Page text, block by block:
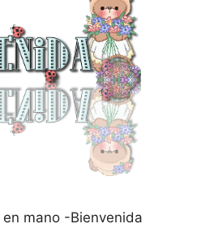
mano -Bienvenida